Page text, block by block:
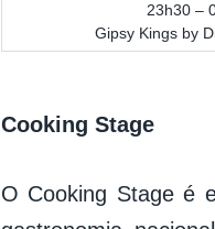
23h30 –
Gipsy Kings by
Cooking Sta​ge
O Cooking Stage é